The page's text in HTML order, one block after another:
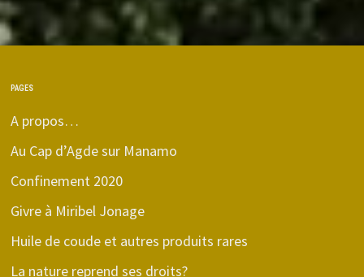
PAGES
A propos…
Au Cap d’Agde sur Manamo
Confinement 2020
Givre à Miribel Jonage
Huile de coude et autres produits rares
La nature reprend ses droits?